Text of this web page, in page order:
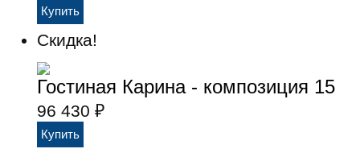
Скидка!
Гостиная Карина - композиция 15
96 430 ₽